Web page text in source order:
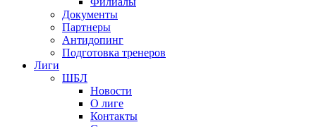
Документы
Партнеры
Антидопинг
Подготовка тренеров
Лиги
ШБЛ
Новости
О лиге
Контакты